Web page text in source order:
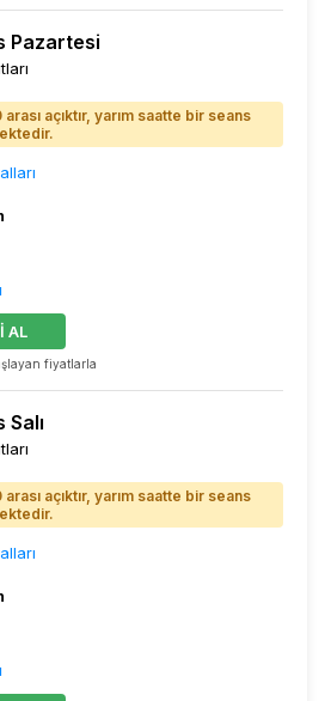
Pazartesi
açıktır, yarım saatte bir seans
fiyatlarla
AL
açıktır, yarım saatte bir seans